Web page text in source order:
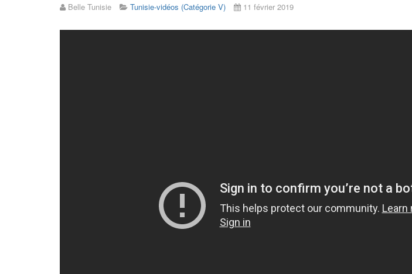
Belle Tunisie Tunisie-vidéos (Catégorie V) 11 février 2019